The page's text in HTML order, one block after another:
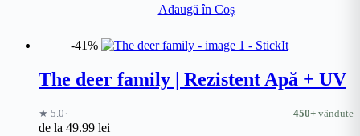
119.99 lei.
Adaugă în Coș
-41%
The deer family | Rezistent Apă + UV
★ 5.0 · 450+ vândute
de la 49.99 lei